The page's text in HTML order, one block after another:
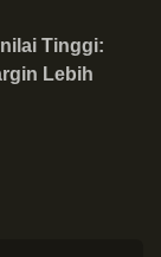
Tinggi:
Lebih